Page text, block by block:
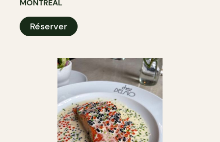
MONTRÉAL
Réserver